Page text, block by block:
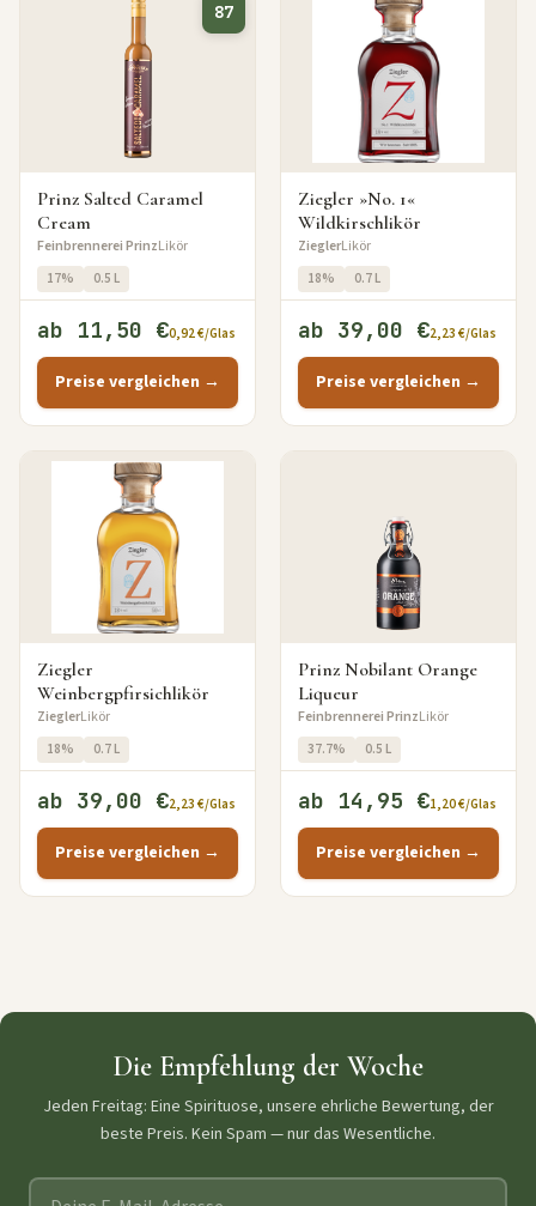
87
Prinz Salted Caramel
Cream
Feinbrennerei PrinzLikör
17% 0.5 L
ab 11,50 €0,92 €/Glas
Preise vergleichen →
Ziegler »No. 1«
Wildkirschlikör
ZieglerLikör
18% 0.7 L
ab 39,00 €2,23 €/Glas
Preise vergleichen →
Ziegler
Weinbergpfirsichlikör
ZieglerLikör
18% 0.7 L
ab 39,00 €2,23 €/Glas
Preise vergleichen →
Prinz Nobilant Orange
Liqueur
Feinbrennerei PrinzLikör
37.7% 0.5 L
ab 14,95 €1,20 €/Glas
Preise vergleichen →
Die Empfehlung der Woche
Jeden Freitag: Eine Spirituose, unsere ehrliche Bewertung, der
beste Preis. Kein Spam — nur das Wesentliche.
E-Mail-Adresse